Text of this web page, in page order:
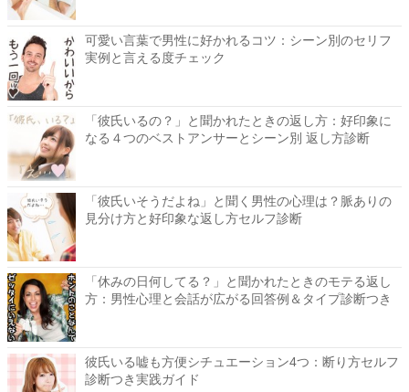
可愛い言葉で男性に好かれるコツ：シーン別のセリフ
実例と言える度チェック
「彼氏いるの？」と聞かれたときの返し方：好印象に
なる４つのベストアンサーとシーン別 返し方診断
「彼氏いそうだよね」と聞く男性の心理は？脈ありの
見分け方と好印象な返し方セルフ診断
「休みの日何してる？」と聞かれたときのモテる返し
方：男性心理と会話が広がる回答例＆タイプ診断つき
彼氏いる嘘も方便シチュエーション4つ：断り方セルフ
診断つき実践ガイド